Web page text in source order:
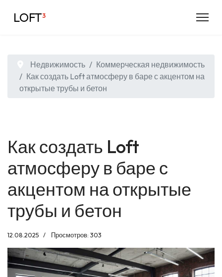
LOFT³
Недвижимость
Коммерческая недвижимость
Как создать Loft атмосферу в баре с акцентом на
открытые трубы и бетон
Как создать Loft
атмосферу в баре с
акцентом на открытые
трубы и бетон
12.08.2025 Просмотров: 303